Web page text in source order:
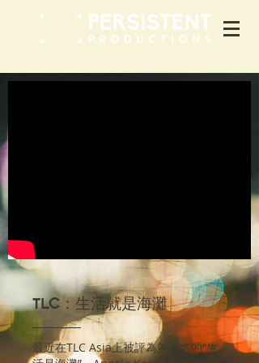
TLC：生活就是海灘
最近在TLC Asia上被評為第一名的“生